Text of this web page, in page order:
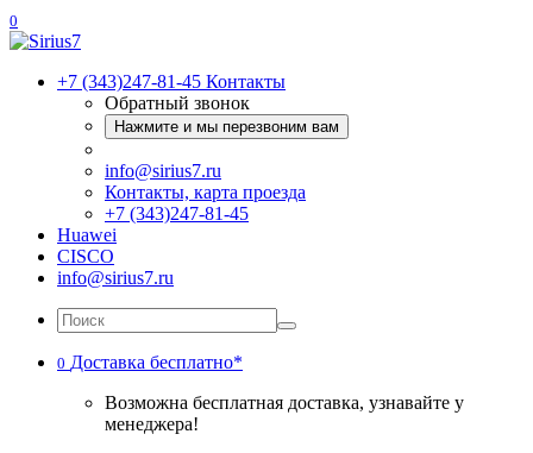
0
+7 (343)247-81-45 Контакты
Обратный звонок
Нажмите и мы перезвоним вам
info@sirius7.ru
Контакты, карта проезда
+7 (343)247-81-45
Huawei
CISCO
info@sirius7.ru
0 Доставка бесплатно*
Возможна бесплатная доставка, узнавайте у
менеджера!